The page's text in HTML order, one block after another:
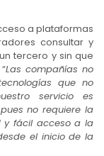
a plataformas
consultar y
tercero y sin que
Las compañías no
que no
servicio es
no requiere la
y fácil acceso a la
el inicio de la